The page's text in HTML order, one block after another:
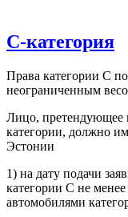
C-категория
Права категории C
неограниченным
Лицо, претендующее
категории, должно
Эстонии
1) на дату подачи
категории С не
автомобилями